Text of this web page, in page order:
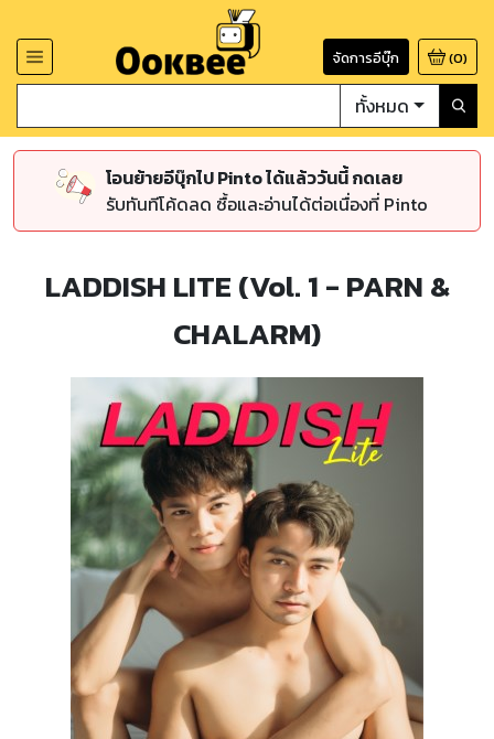
จัดการอีบุ๊ก (0)
ทั้งหมด
โอนย้ายอีบุ๊กไป Pinto ได้แล้ววันนี้ กดเลย
รับทันทีโค้ดลด ซื้อและอ่านได้ต่อเนื่องที่ Pinto
LADDISH LITE (Vol. 1 - PARN &
CHALARM)